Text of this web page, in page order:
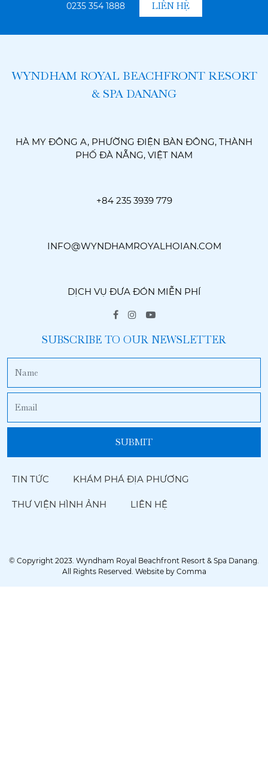
0235 354 1888 LIÊN HỆ
WYNDHAM ROYAL BEACHFRONT RESORT
& SPA DANANG
HÀ MY ĐÔNG A, PHƯỜNG ĐIỆN BÀN ĐÔNG, THÀNH
PHỐ ĐÀ NẴNG, VIỆT NAM
+84 235 3939 779
INFO@WYNDHAMROYALHOIAN.COM
DỊCH VỤ ĐƯA ĐÓN MIỄN PHÍ
SUBSCRIBE TO OUR NEWSLETTER
TIN TỨC KHÁM PHÁ ĐỊA PHƯƠNG
THƯ VIỆN HÌNH ẢNH LIÊN HỆ
© Copyright 2023. Wyndham Royal Beachfront Resort & Spa Danang.
All Rights Reserved. Website by Comma